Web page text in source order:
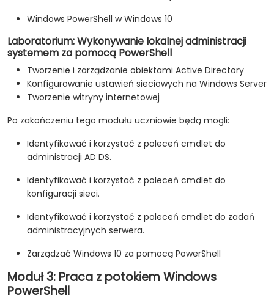
Windows PowerShell w Windows 10
Laboratorium: Wykonywanie lokalnej administracji
systemem za pomocą PowerShell
Tworzenie i zarządzanie obiektami Active Directory
Konfigurowanie ustawień sieciowych na Windows Server
Tworzenie witryny internetowej
Po zakończeniu tego modułu uczniowie będą mogli:
Identyfikować i korzystać z poleceń cmdlet do
administracji AD DS.
Identyfikować i korzystać z poleceń cmdlet do
konfiguracji sieci.
Identyfikować i korzystać z poleceń cmdlet do zadań
administracyjnych serwera.
Zarządzać Windows 10 za pomocą PowerShell
Moduł 3: Praca z potokiem Windows
PowerShell